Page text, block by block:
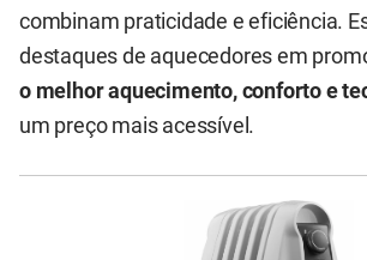
combinam praticidade e eficiência.
destaques de aquecedores em
o melhor aquecimento, conforto e
um preço mais acessível.